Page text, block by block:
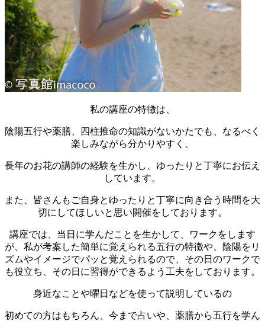
私の講座の特徴は、
陰陽五行や薬膳、四柱推命の知識がないかたでも、なるべく
楽しみながら分かりやすく、
長年のお花の講師の経験を生かし、ゆったりと丁寧にお伝え
しています。
また、皆さんもご自身とゆったりと丁寧に向き合う時間を大
切にしてほしいと思い開催をしております。
講座では、当日に学んだことを生かして、ワークをします
が、私が考案した簡単に覚えられる五行の特徴や、陰陽をリ
ズムやイメージでパッと覚えられるので、その日のワークで
も役立ち、その日に習得ができるよう工夫をしております。
身近なことや曜日などを使って説明しているの
初めての方はもちろん、今まで占いや、薬膳から五行を学ん